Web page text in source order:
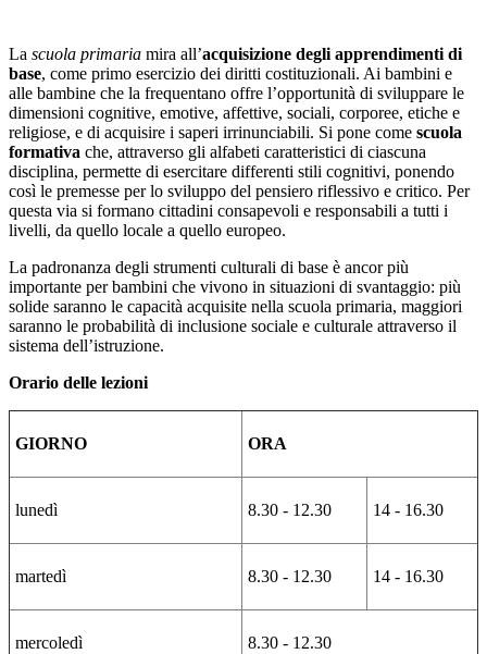
La scuola primaria mira all’acquisizione degli apprendimenti di
base, come primo esercizio dei diritti costituzionali. Ai bambini e
alle bambine che la frequentano offre l’opportunità di sviluppare le
dimensioni cognitive, emotive, affettive, sociali, corporee, etiche e
religiose, e di acquisire i saperi irrinunciabili. Si pone come scuola
formativa che, attraverso gli alfabeti caratteristici di ciascuna
disciplina, permette di esercitare differenti stili cognitivi, ponendo
così le premesse per lo sviluppo del pensiero riflessivo e critico. Per
questa via si formano cittadini consapevoli e responsabili a tutti i
livelli, da quello locale a quello europeo.
La padronanza degli strumenti culturali di base è ancor più
importante per bambini che vivono in situazioni di svantaggio: più
solide saranno le capacità acquisite nella scuola primaria, maggiori
saranno le probabilità di inclusione sociale e culturale attraverso il
sistema dell’istruzione.
Orario delle lezioni
GIORNO ORA
lunedì 8.30 - 12.30 14 - 16.30
martedì 8.30 - 12.30 14 - 16.30
mercoledì 8.30 - 12.30